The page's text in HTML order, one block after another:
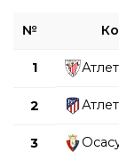
№
1
2
3